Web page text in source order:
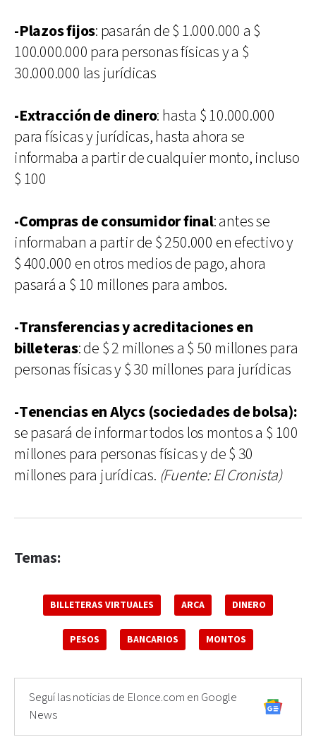
-Plazos fijos: pasarán de $ 1.000.000 a $
100.000.000 para personas físicas y a $
30.000.000 las jurídicas
-Extracción de dinero: hasta $ 10.000.000
para físicas y jurídicas, hasta ahora se
informaba a partir de cualquier monto, incluso
$ 100
-Compras de consumidor final: antes se
informaban a partir de $ 250.000 en efectivo y
$ 400.000 en otros medios de pago, ahora
pasará a $ 10 millones para ambos.
-Transferencias y acreditaciones en
billeteras: de $ 2 millones a $ 50 millones para
personas físicas y $ 30 millones para jurídicas
-Tenencias en Alycs (sociedades de bolsa):
se pasará de informar todos los montos a $ 100
millones para personas físicas y de $ 30
millones para jurídicas. (Fuente: El Cronista)
Temas:
BILLETERAS VIRTUALES ARCA DINERO
PESOS BANCARIOS MONTOS
Seguí las noticias de Elonce.com en Google
News